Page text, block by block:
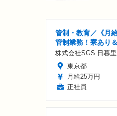
管制・教育／《月
管制業務！寮あり
株式会社SGS 日暮
東京都
月給25万円
正社員